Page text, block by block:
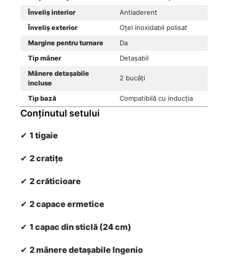
Înveliș interior
Antiaderent
Înveliș exterior
Oțel inoxidabil polisat
Margine pentru turnare
Da
Tip mâner
Detașabil
Mânere detașabile
incluse
2 bucăți
Tip bază Compatibilă cu inducția
Conținutul setului
✔ 1 tigaie
✔ 2 cratițe
✔ 2 crăticioare
✔ 2 capace ermetice
✔ 1 capac din sticlă (24 cm)
✔ 2 mânere detașabile Ingenio